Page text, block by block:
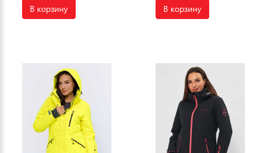
В корзину В корзину